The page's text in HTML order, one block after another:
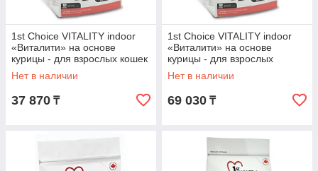
1st Choice VITALITY indoor
«Виталити» на основе
курицы - для взрослых кошек
от года до 10 лет 5.44 кг.
Нет в наличии
37 870 ₸
1st Choice VITALITY indoor
«Виталити» на основе
курицы - для взрослых
домашних кошек от года до
10 лет 10 кг.
Нет в наличии
69 030 ₸